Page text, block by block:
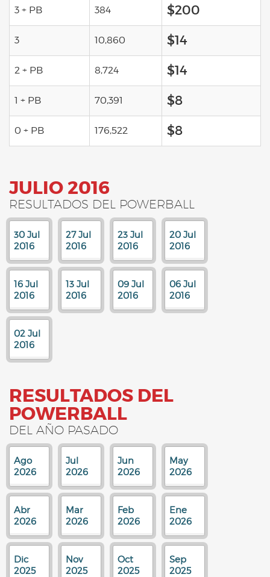
3 + PB 384 $200
3 10,860 $14
2 + PB 8,724 $14
1 + PB 70,391 $8
0 + PB 176,522 $8
JULIO 2016
RESULTADOS DEL POWERBALL
30 Jul
2016
27 Jul
2016
23 Jul
2016
20 Jul
2016
16 Jul
2016
13 Jul
2016
09 Jul
2016
06 Jul
2016
02 Jul
2016
RESULTADOS DEL
POWERBALL
DEL AÑO PASADO
Ago
2026
Jul
2026
Jun
2026
May
2026
Abr
2026
Mar
2026
Feb
2026
Ene
2026
Dic
2025
Nov
2025
Oct
2025
Sep
2025